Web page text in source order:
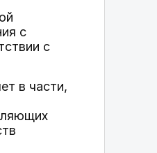
с
с
в части,